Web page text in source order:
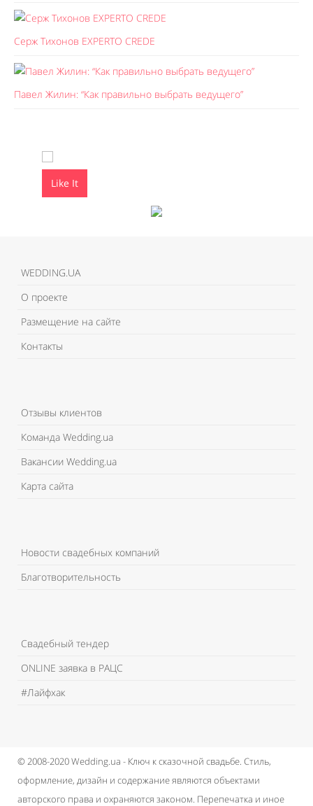
Серж Тихонов EXPERTO CREDE
Павел Жилин: “Как правильно выбрать ведущего”
Like It
WEDDING.UA
О проекте
Размещение на сайте
Контакты
Отзывы клиентов
Команда Wedding.ua
Вакансии Wedding.ua
Карта сайта
Новости свадебных компаний
Благотворительность
Свадебный тендер
ONLINE заявка в РАЦС
#Лайфхак
© 2008-2020 Wedding.ua - Ключ к сказочной свадьбе. Стиль,
оформление, дизайн и содержание являются объектами
авторского права и охраняются законом. Перепечатка и иное